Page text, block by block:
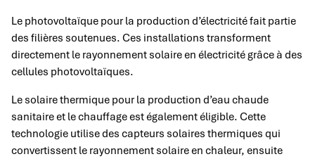
Le photovoltaïque pour la production d’électricité fait partie
des filières soutenues. Ces installations transforment
directement le rayonnement solaire en électricité grâce à des
cellules photovoltaïques.
Le solaire thermique pour la production d’eau chaude
sanitaire et le chauffage est également éligible. Cette
technologie utilise des capteurs solaires thermiques qui
convertissent le rayonnement solaire en chaleur, ensuite